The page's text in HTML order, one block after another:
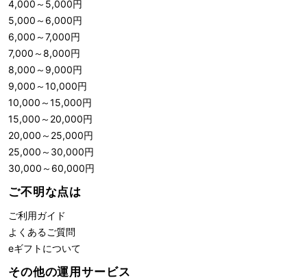
4,000 ～ 5,000円
5,000 ～ 6,000円
6,000 ～7,000円
7,000 ～8,000円
8,000 ～ 9,000円
9,000 ～10,000円
10,000 ～15,000円
15,000 ～ 20,000円
20,000 ～ 25,000円
25,000 ～ 30,000円
30,000 ～ 60,000円
ご不明な点は
ご利用ガイド
よくあるご質問
eギフトについて
その他の運用サービス